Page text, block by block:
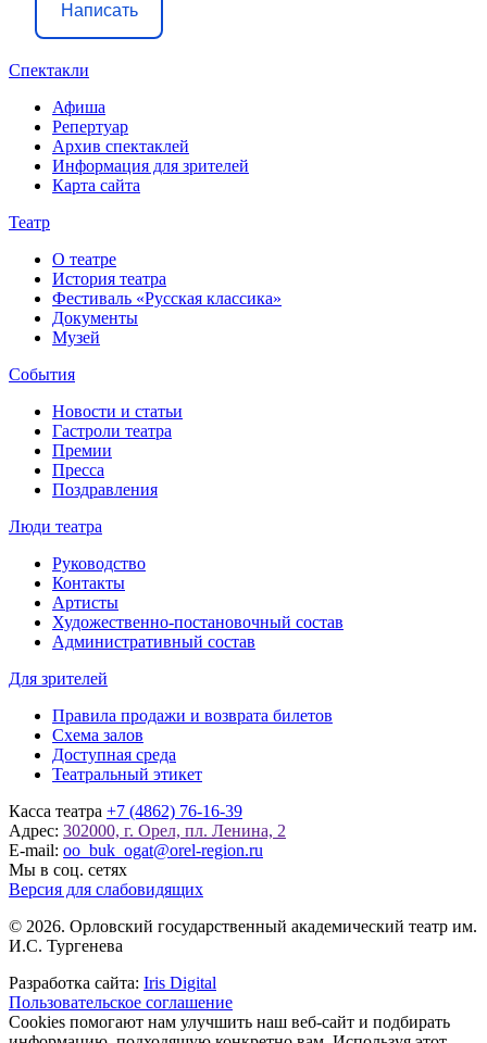
Написать
Спектакли
Афиша
Репертуар
Архив спектаклей
Информация для зрителей
Карта сайта
Театр
О театре
История театра
Фестиваль «Русская классика»
Документы
Музей
События
Новости и статьи
Гастроли театра
Премии
Пресса
Поздравления
Люди театра
Руководство
Контакты
Артисты
Художественно-постановочный состав
Административный состав
Для зрителей
Правила продажи и возврата билетов
Схема залов
Доступная среда
Театральный этикет
Касса театра +7 (4862) 76-16-39
Адрес: 302000, г. Орел, пл. Ленина, 2
E-mail: oo_buk_ogat@orel-region.ru
Мы в соц. сетях
Версия для слабовидящих
© 2026. Орловский государственный академический театр им.
И.С. Тургенева
Разработка сайта: Iris Digital
Пользовательское соглашение
Cookies помогают нам улучшить наш веб-сайт и подбирать